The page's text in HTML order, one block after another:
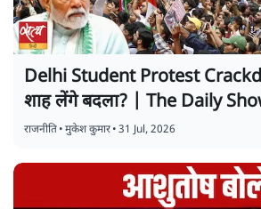
Delhi Student Protest
शाह लेंगे बदला? | The Daily
राजनीति•मुकेश कुमार•31 Jul, 2026